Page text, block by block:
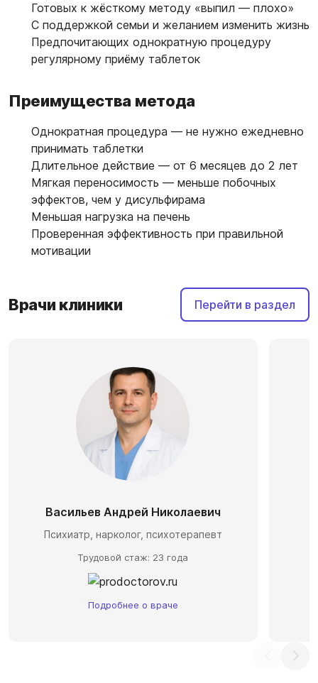
Готовых к жёсткому методу «выпил — плохо»
С поддержкой семьи и желанием изменить жизнь
Предпочитающих однократную процедуру
регулярному приёму таблеток
Преимущества метода
Однократная процедура — не нужно ежедневно
принимать таблетки
Длительное действие — от 6 месяцев до 2 лет
Мягкая переносимость — меньше побочных
эффектов, чем у дисульфирама
Меньшая нагрузка на печень
Проверенная эффективность при правильной
мотивации
Врачи клиники Перейти в раздел
Васильев Андрей Николаевич
Психиатр, нарколог, психотерапевт
Трудовой стаж: 23 года
Подробнее о враче